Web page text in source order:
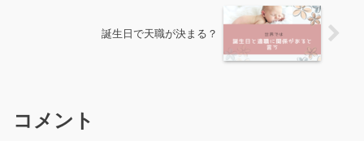
誕生日で天職が決まる？
コメント